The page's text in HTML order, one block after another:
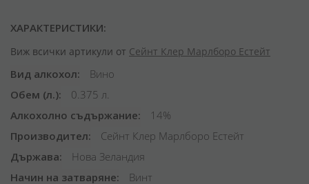
ХАРАКТЕРИСТИКИ:
Виж всички артикули от Сейнт Клер Марлборо Естейт
Вид алкохол
Вино
Обем (л.)
0.375 л.
Алкохолно съдържание
14%
Производител
Сейнт Клер Марлборо Естейт
Държава
Нова Зеландия
Начин на затваряне
Винт